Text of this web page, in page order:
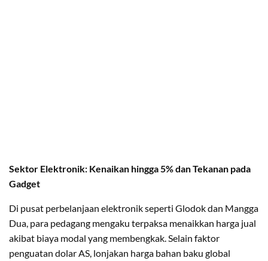
​Sektor Elektronik: Kenaikan hingga 5% dan Tekanan pada
Gadget
​Di pusat perbelanjaan elektronik seperti Glodok dan Mangga
Dua, para pedagang mengaku terpaksa menaikkan harga jual
akibat biaya modal yang membengkak. Selain faktor
penguatan dolar AS, lonjakan harga bahan baku global